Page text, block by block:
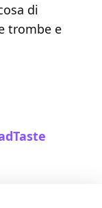
di
trombe e